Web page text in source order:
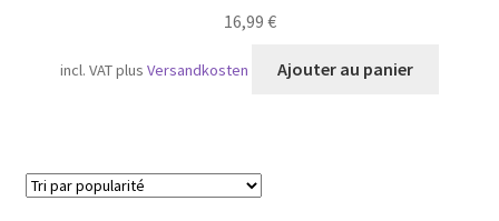
16,99 €
incl. VATplusVersandkosten Ajouter au panier